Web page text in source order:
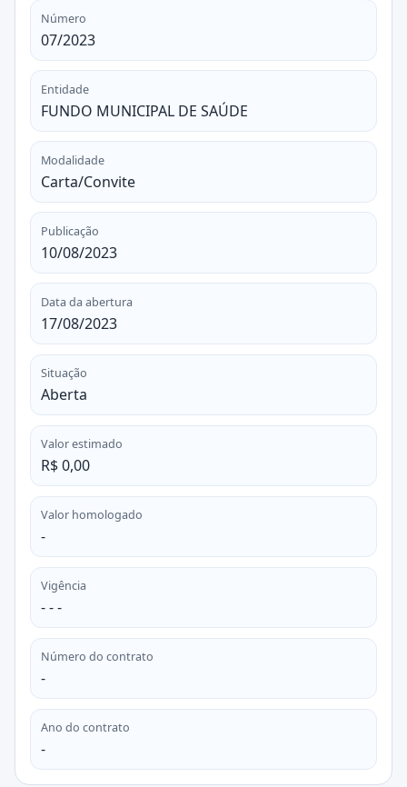
Número
07/2023
Entidade
FUNDO MUNICIPAL DE SAÚDE
Modalidade
Carta/Convite
Publicação
10/08/2023
Data da abertura
17/08/2023
Situação
Aberta
Valor estimado
R$ 0,00
Valor homologado
-
Vigência
- - -
Número do contrato
-
Ano do contrato
-